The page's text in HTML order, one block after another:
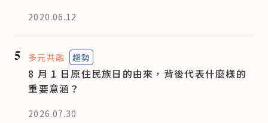
2020.06.12
5 多元共融 趨勢
8 月 1 日原住民族日的由來，背後代表什麼樣的
重要意涵？
2026.07.30